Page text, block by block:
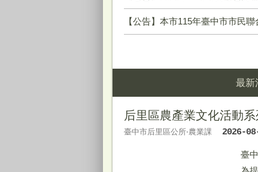
【公告】本市115年臺中市市民聯合婚禮活動，請
最新
后里區農產業文化活動
臺中市后里區公所‧農業課 2026-
臺